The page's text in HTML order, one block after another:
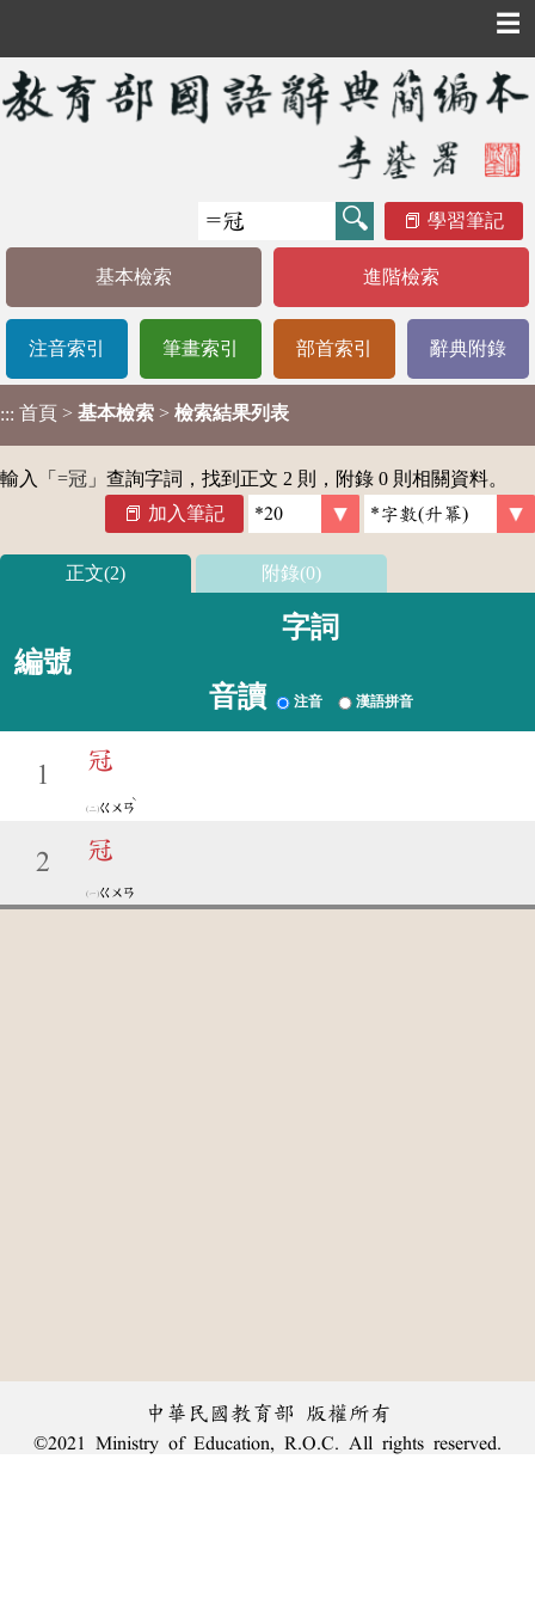
☰
學習筆記
基本檢索 進階檢索
注音索引 筆畫索引 部首索引 辭典附錄
::: 首頁 > 基本檢索 > 檢索結果列表
輸入「 =冠 」查詢字詞，找到正文 2 則，附錄 0 則相關資料。
加入筆記
正文(2) 附錄(0)
編號
字詞
音讀 注音 漢語拼音
1
冠
ㄍㄨㄢ
ˋ
2 冠
ㄍㄨㄢ
中華民國教育部 版權所有
©2021 Ministry of Education, R.O.C. All rights reserved.